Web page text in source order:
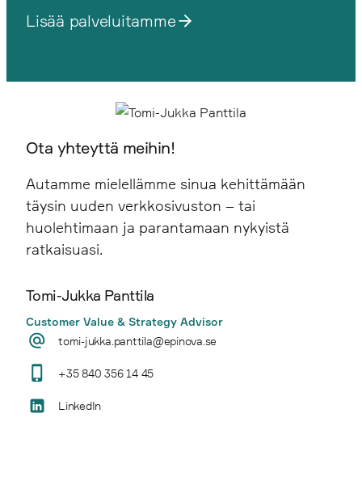
Lisää palveluitamme
Tomi-Jukka Panttila
Customer Value & Strategy Advisor
tomi-jukka.panttila@epinova.se
+35 840 356 14 45
LinkedIn
Ota yhteyttä meihin!
Autamme mielellämme sinua kehittämään
täysin uuden verkkosivuston – tai
huolehtimaan ja parantamaan nykyistä
ratkaisuasi.